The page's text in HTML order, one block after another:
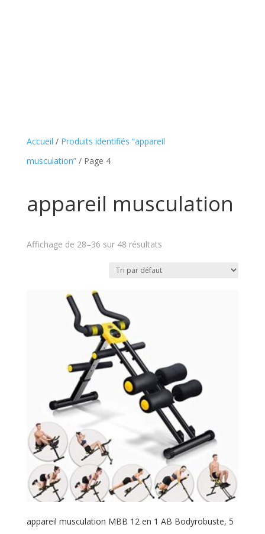
Accueil / Produits identifiés “appareil
musculation”/ Page 4
appareil musculation
Affichage de 28–36 sur 48 résultats
appareil musculation MBB 12 en 1 AB Bodyrobuste, 5